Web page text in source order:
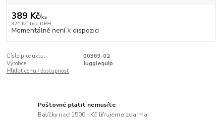
389 Kč/ks
321 Kč bez DPH
Momentálně není k dispozici
Číslo produktu:
00369-02
Výrobce:
Jugglequip
Hlídat cenu / dostupnost
Poštovné platit nemusíte
Balíčky nad 1500,- Kč lifrujeme zdarma